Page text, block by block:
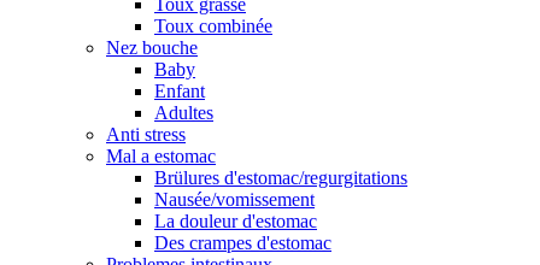
Toux combinée
Nez bouche
Baby
Enfant
Adultes
Anti stress
Mal a estomac
Brülures d'estomac/regurgitations
Nausée/vomissement
La douleur d'estomac
Des crampes d'estomac